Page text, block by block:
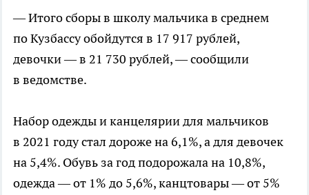
— Итого сборы в школу мальчика в среднем
по Кузбассу обойдутся в 17 917 рублей,
девочки — в 21 730 рублей, — сообщили
в ведомстве.
Набор одежды и канцелярии для мальчиков
в 2021 году стал дороже на 6,1%, а для девочек
на 5,4%. Обувь за год подорожала на 10,8%,
одежда — от 1% до 5,6%, канцтовары — от 5%